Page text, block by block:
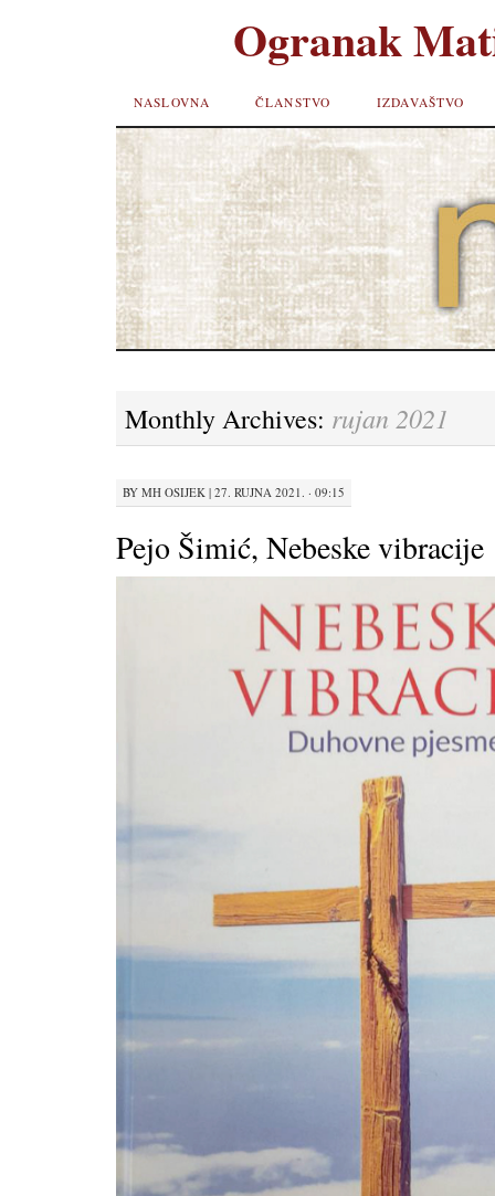
Ogranak
SKIP TO
CONTENT
NASLOVNA ČLANSTVO IZDAVAŠTVO
Monthly Archives: rujan 2021
BY MH OSIJEK | 27. RUJNA 2021. · 09:15
Pejo Šimić, Nebeske vibracije